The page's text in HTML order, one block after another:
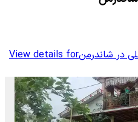
در شاندرمنView details for